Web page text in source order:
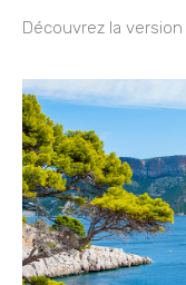
Découvrez la